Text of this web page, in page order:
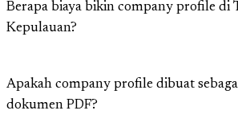
Berapa biaya bikin company profile di
Kepulauan?
Apakah company profile dibuat
dokumen PDF?